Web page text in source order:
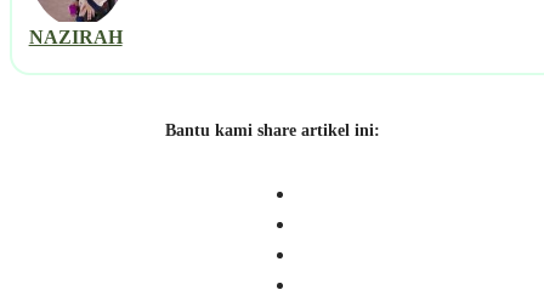
NAZIRAH
Bantu kami share artikel ini: